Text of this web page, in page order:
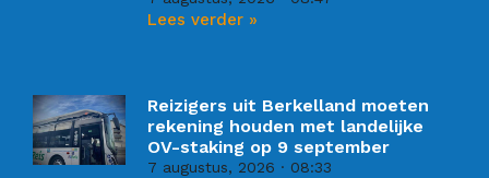
Lees verder »
Reizigers uit Berkelland moeten
rekening houden met landelijke
OV-staking op 9 september
7 augustus, 2026 08:33